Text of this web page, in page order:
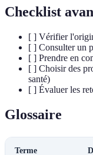
Checklist
[ ] Vérifier
[ ] Consulter un
[ ] Prendre en
[ ] Choisir des
santé)
[ ] Évaluer les
Glossaire
Terme